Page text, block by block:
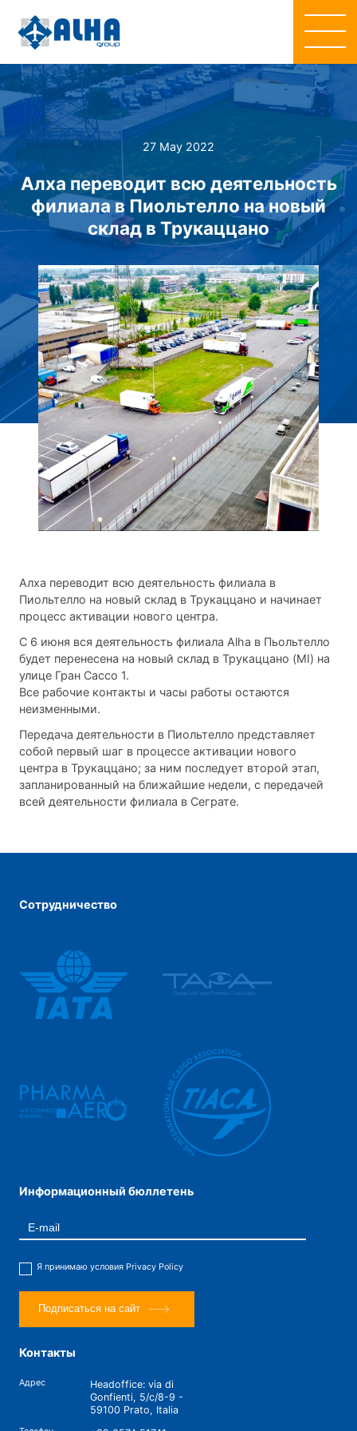
27 May 2022
Алха переводит всю деятельность
филиала в Пиольтелло на новый
склад в Трукаццано
Алха переводит всю деятельность филиала в
Пиольтелло на новый склад в Трукаццано и начинает
процесс активации нового центра.
С 6 июня вся деятельность филиала Alha в Пьольтелло
будет перенесена на новый склад в Трукаццано (MI) на
улице Гран Сассо 1.
Все рабочие контакты и часы работы остаются
неизменными.
Передача деятельности в Пиольтелло представляет
собой первый шаг в процессе активации нового
центра в Трукаццано; за ним последует второй этап,
запланированный на ближайшие недели, с передачей
всей деятельности филиала в Сеграте.
Сотрудничество
Информационный бюллетень
Я принимаю условия Privacy Policy
Подписаться на сайт
Контакты
Адрес
Headoffice: via di
Gonfienti, 5/c/8-9 -
59100 Prato, Italia